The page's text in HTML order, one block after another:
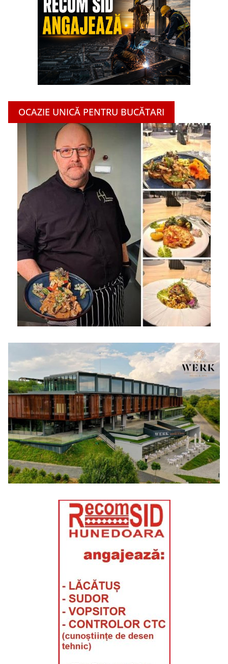
OCAZIE UNICĂ PENTRU BUCĂTARI